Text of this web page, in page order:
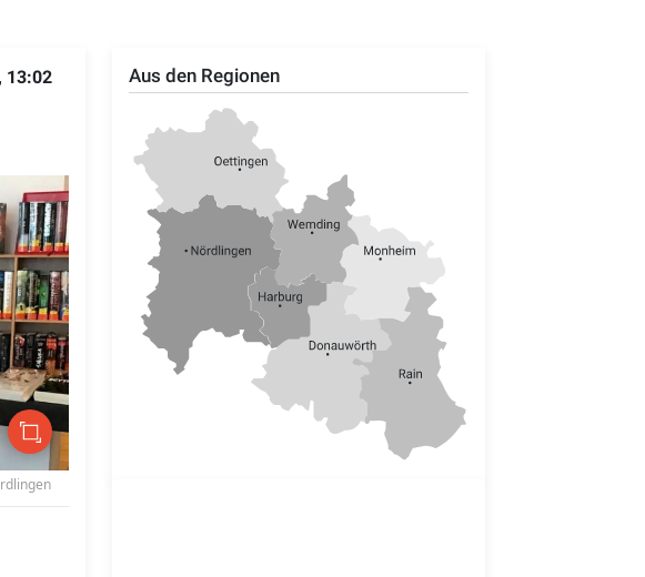
13:02
Aus den Regionen